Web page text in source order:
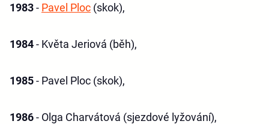
1983- Pavel Ploc (skok),
1984- Květa Jeriová (běh),
1985- Pavel Ploc (skok),
1986- Olga Charvátová (sjezdové lyžování),